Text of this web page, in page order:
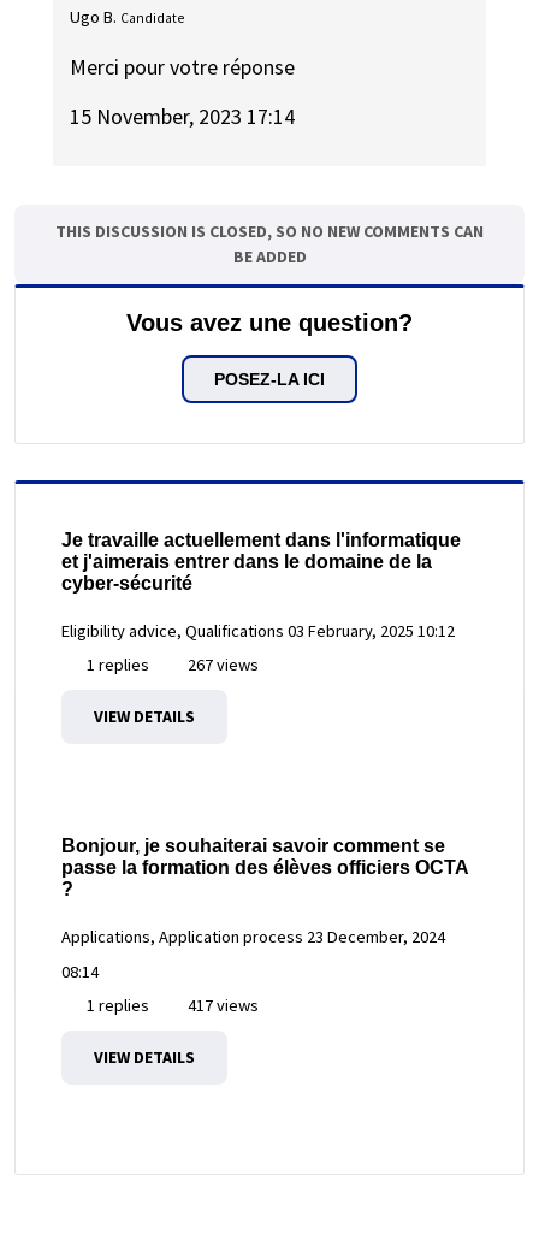
Ugo B. Candidate
Merci pour votre réponse
15 November, 2023 17:14
THIS DISCUSSION IS CLOSED, SO NO NEW COMMENTS CAN
BE ADDED
Vous avez une question?
POSEZ-LA ICI
Je travaille actuellement dans l'informatique
et j'aimerais entrer dans le domaine de la
cyber-sécurité
Eligibility advice, Qualifications 03 February, 2025 10:12
1 replies
267 views
VIEW DETAILS
Bonjour, je souhaiterai savoir comment se
passe la formation des élèves officiers OCTA
?
Applications, Application process 23 December, 2024
08:14
1 replies
417 views
VIEW DETAILS